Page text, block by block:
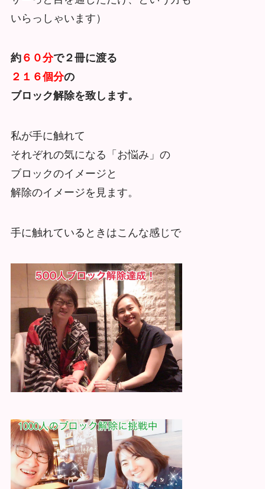
いらっしゃいます）
約６０分で２冊に渡る
２１６個分の
ブロック解除を致します。
私が手に触れて
それぞれの気になる「お悩み」の
ブロックのイメージと
解除のイメージを見ます。
手に触れているときはこんな感じで